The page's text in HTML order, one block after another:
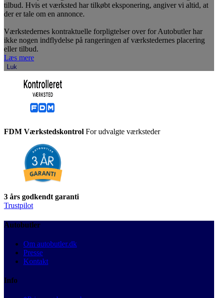
tilbud. Hvis et værksted har tilkøbt eksponering, angiver vi altid, at
der er tale om en annonce.
Værkstedernes kontraktuelle forpligtelser over for Autobutler har
ikke nogen indflydelse på rangeringen af værkstedernes placering
eller tilbud.
Læs mere
Luk
FDM Værkstedskontrol For udvalgte værksteder
3 års godkendt garanti
Trustpilot
Autobutler
Om autobutler.dk
Presse
Kontakt
Info